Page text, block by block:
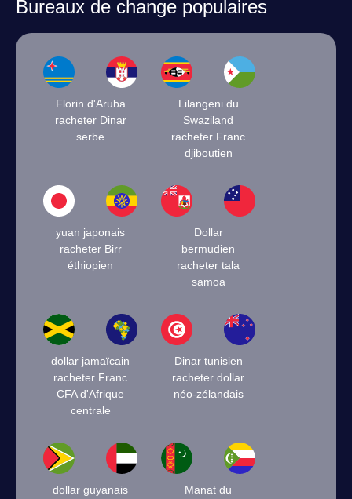
Bureaux de change populaires
Florin d'Aruba
racheter Dinar
serbe
Lilangeni du
Swaziland
racheter Franc
djiboutien
yuan japonais
racheter Birr
éthiopien
Dollar
bermudien
racheter tala
samoa
dollar jamaïcain
racheter Franc
CFA d'Afrique
centrale
Dinar tunisien
racheter dollar
néo-zélandais
dollar guyanais
Manat du